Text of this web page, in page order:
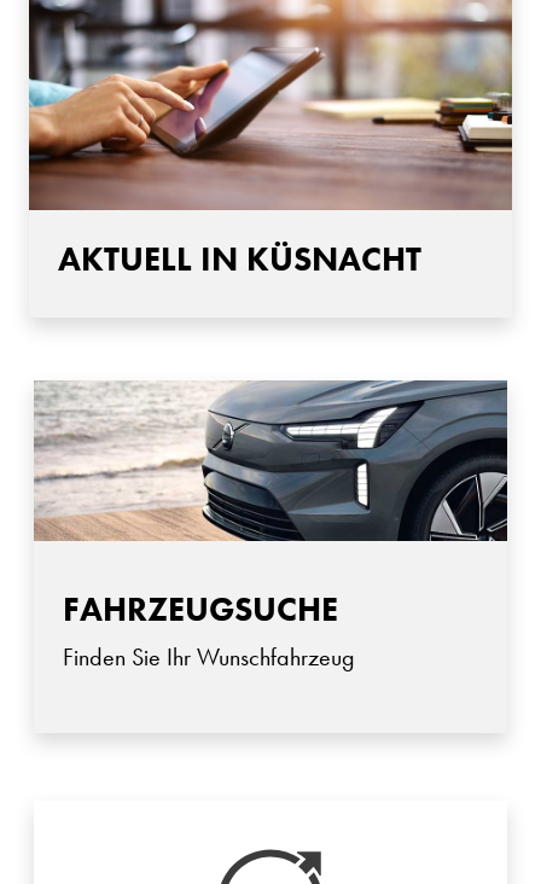
AKTUELL IN KÜSNACHT
FAHRZEUGSUCHE
Finden Sie Ihr Wunschfahrzeug